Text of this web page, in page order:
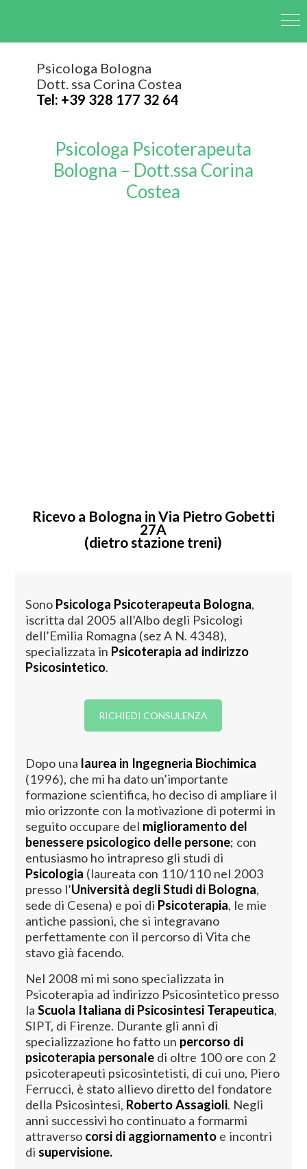
Psicologa Bologna
Dott. ssa Corina Costea
Tel: +39 328 177 32 64
Psicologa Psicoterapeuta
Bologna – Dott.ssa Corina
Costea
Ricevo a Bologna in Via Pietro Gobetti
27A
(dietro stazione treni)
Sono Psicologa Psicoterapeuta Bologna,
iscritta dal 2005 all’Albo degli Psicologi
dell’Emilia Romagna (sez A N. 4348),
specializzata in Psicoterapia ad indirizzo
Psicosintetico.
RICHIEDI CONSULENZA
Dopo una laurea in Ingegneria Biochimica
(1996), che mi ha dato un’importante
formazione scientifica, ho deciso di ampliare il
mio orizzonte con la motivazione di potermi in
seguito occupare del miglioramento del
benessere psicologico delle persone; con
entusiasmo ho intrapreso gli studi di
Psicologia (laureata con 110/110 nel 2003
presso l’Università degli Studi di Bologna,
sede di Cesena) e poi di Psicoterapia, le mie
antiche passioni, che si integravano
perfettamente con il percorso di Vita che
stavo già facendo.
Nel 2008 mi mi sono specializzata in
Psicoterapia ad indirizzo Psicosintetico presso
la Scuola Italiana di Psicosintesi Terapeutica,
SIPT, di Firenze. Durante gli anni di
specializzazione ho fatto un percorso di
psicoterapia personaledi oltre 100 ore con 2
psicoterapeuti psicosintetisti, di cui uno, Piero
Ferrucci, è stato allievo diretto del fondatore
della Psicosintesi, Roberto Assagioli. Negli
anni successivi ho continuato a formarmi
attraverso corsi di aggiornamentoe incontri
di supervisione.